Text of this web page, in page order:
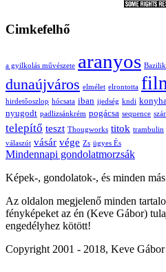
Cimkefelhő
a gyilkolás művészete aranyos
dunaújváros elmélet elrontotta
hirdetőoszlop hócsata iban ijedség kndi
nyugodt padlizsánkrém pogácsa sequence
telepítő teszt Thougworks titok trambulin
válaszút vásár vége Zs ügyes És
Mindennapi gondolatmorzsák
Képek-, gondolatok-, és minden
Az oldalon megjelenő minden
fényképeket az én (Keve Gábor)
engedélyhez kötött!
Copyright 2001 - 2018, Keve Gábor